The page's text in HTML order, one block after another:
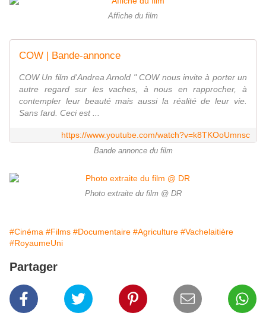
Affiche du film
COW | Bande-annonce
COW Un film d'Andrea Arnold " COW nous invite à porter un
autre regard sur les vaches, à nous en rapprocher, à
contempler leur beauté mais aussi la réalité de leur vie.
Sans fard. Ceci est ...
https://www.youtube.com/watch?v=k8TKOoUmnsc
Bande annonce du film
Photo extraite du film @ DR
#Cinéma #Films #Documentaire #Agriculture #Vachelaitière
#RoyaumeUni
Partager